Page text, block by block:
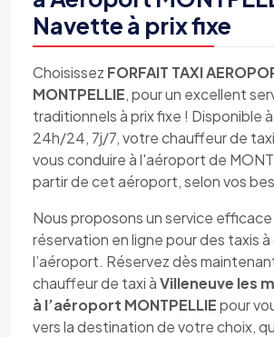
Navette à prix fixe
Choisissez FORFAIT TAXI
MONTPELLIE, pour un excellent
traditionnels à prix fixe ! Disponible
24h/24, 7j/7, votre chauffeur de
vous conduire à l'aéroport de
partir de cet aéroport, selon vos
Nous proposons un service
réservation en ligne pour des taxis
l’aéroport. Réservez dès
chauffeur de taxi àVilleneuve les
à l’aéroport MONTPELLIEpour
vers la destination de votre choix,